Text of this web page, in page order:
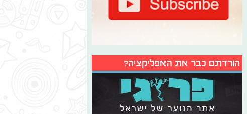
הורדתם כבר את האפליקציה?